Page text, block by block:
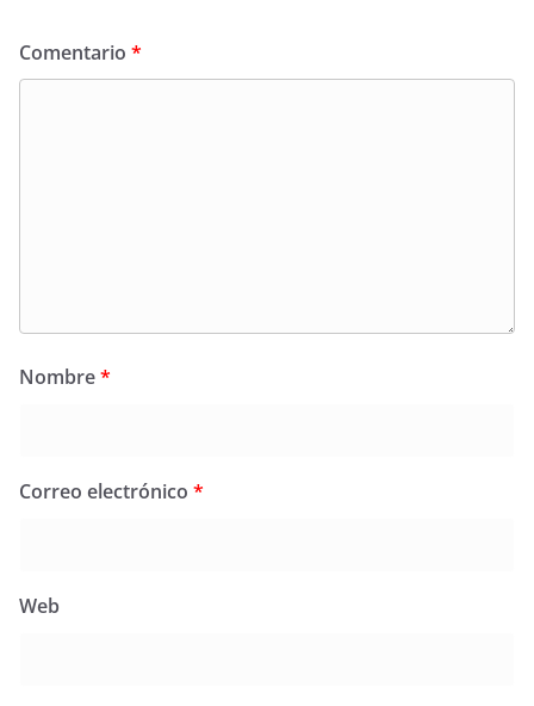
Comentario *
Nombre*
Correo electrónico *
Web